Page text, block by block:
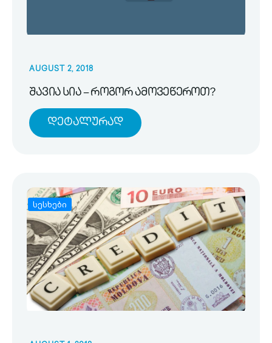
AUGUST 2, 2018
შავია სია – როგორ ამოვეწეროთ?
Დეტალურად
სესხები